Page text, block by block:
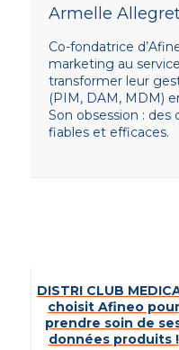
Armelle
Co-fondatrice
marketing au
transformer leur
(PIM, DAM, MDM)
Son obsession : des
fiables et efficaces.
DISTRI CLUB
choisit Afineo pour
prendre soin de
données produits !